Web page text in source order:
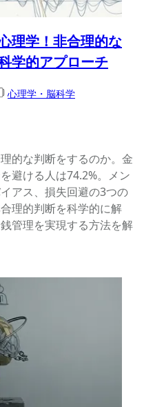
理学！非合理的な
学的アプローチ
心理学・脳科学
的な判断をするのか。金
避ける人は74.2%。メン
アス、損失回避の3つの
理的判断を科学的に解
管理を実現する方法を解